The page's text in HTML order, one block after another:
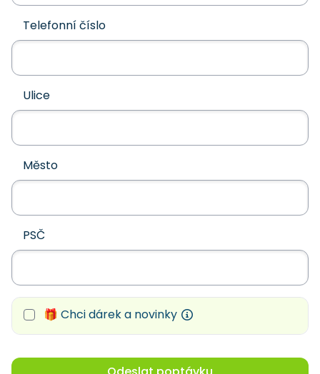
Telefonní číslo
Ulice
Město
PSČ
🎁 Chci dárek a novinky